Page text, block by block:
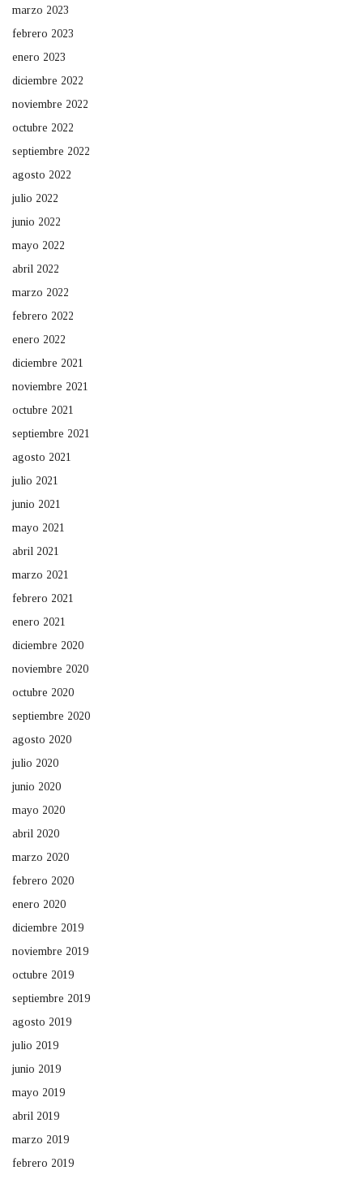
marzo 2023
febrero 2023
enero 2023
diciembre 2022
noviembre 2022
octubre 2022
septiembre 2022
agosto 2022
julio 2022
junio 2022
mayo 2022
abril 2022
marzo 2022
febrero 2022
enero 2022
diciembre 2021
noviembre 2021
octubre 2021
septiembre 2021
agosto 2021
julio 2021
junio 2021
mayo 2021
abril 2021
marzo 2021
febrero 2021
enero 2021
diciembre 2020
noviembre 2020
octubre 2020
septiembre 2020
agosto 2020
julio 2020
junio 2020
mayo 2020
abril 2020
marzo 2020
febrero 2020
enero 2020
diciembre 2019
noviembre 2019
octubre 2019
septiembre 2019
agosto 2019
julio 2019
junio 2019
mayo 2019
abril 2019
marzo 2019
febrero 2019